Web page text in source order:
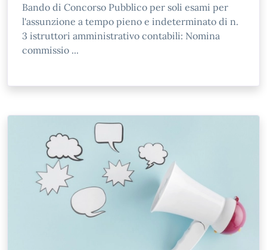
Bando di Concorso Pubblico per soli esami per
l'assunzione a tempo pieno e indeterminato di n.
3 istruttori amministrativo contabili: Nomina
commissio ...